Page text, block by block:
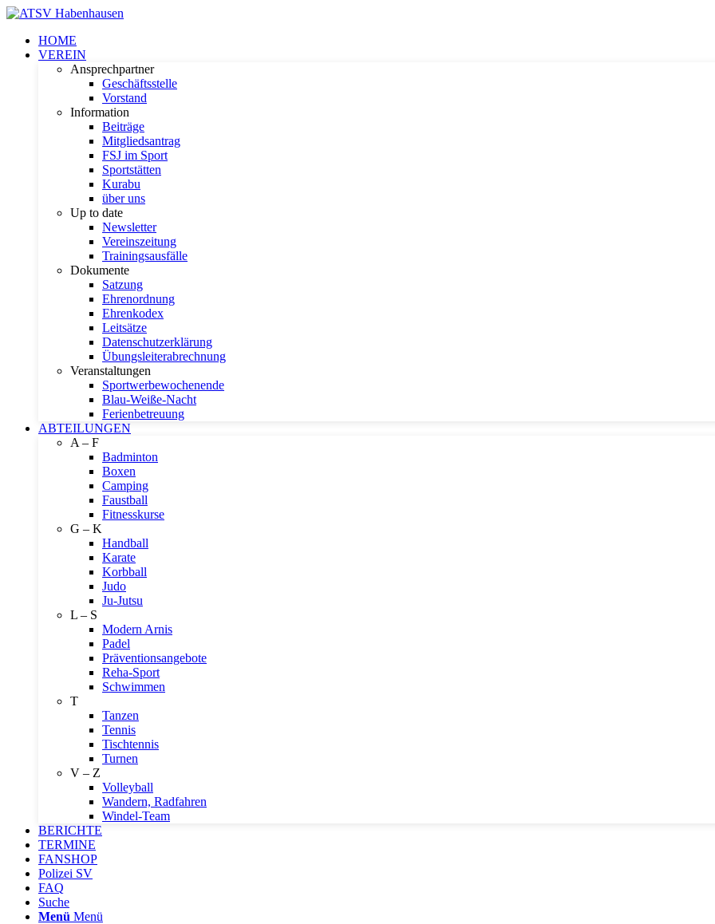
HOME
VEREIN
Ansprechpartner
Geschäftsstelle
Vorstand
Information
Beiträge
Mitgliedsantrag
FSJ im Sport
Sportstätten
Kurabu
über uns
Up to date
Newsletter
Vereinszeitung
Trainingsausfälle
Dokumente
Satzung
Ehrenordnung
Ehrenkodex
Leitsätze
Datenschutzerklärung
Übungsleiterabrechnung
Veranstaltungen
Sportwerbewochenende
Blau-Weiße-Nacht
Ferienbetreuung
ABTEILUNGEN
A – F
Badminton
Boxen
Camping
Faustball
Fitnesskurse
G – K
Handball
Karate
Korbball
Judo
Ju-Jutsu
L – S
Modern Arnis
Padel
Präventionsangebote
Reha-Sport
Schwimmen
T
Tanzen
Tennis
Tischtennis
Turnen
V – Z
Volleyball
Wandern, Radfahren
Windel-Team
BERICHTE
TERMINE
FANSHOP
Polizei SV
FAQ
Suche
Menü Menü